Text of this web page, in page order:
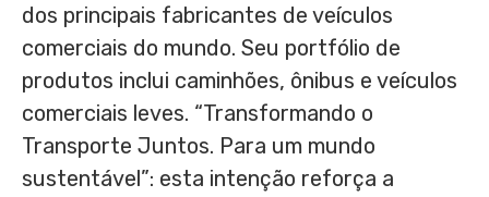
dos principais fabricantes de veículos
comerciais do mundo. Seu portfólio de
produtos inclui caminhões, ônibus e veículos
comerciais leves. “Transformando o
Transporte Juntos. Para um mundo
sustentável”: esta intenção reforça a